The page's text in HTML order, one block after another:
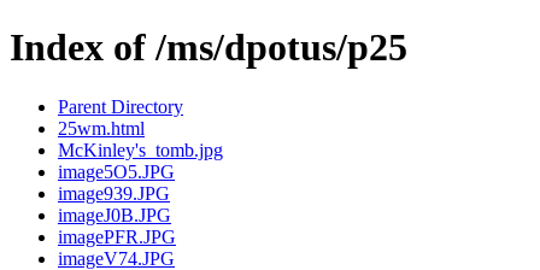
Index of /ms/dpotus/p25
Parent Directory
25wm.html
McKinley's_tomb.jpg
image5O5.JPG
image939.JPG
imageJ0B.JPG
imagePFR.JPG
imageV74.JPG